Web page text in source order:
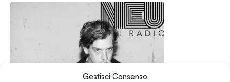
Gestisci Consenso